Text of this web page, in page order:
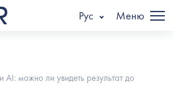
Рус Меню
AI: можно ли увидеть результат до